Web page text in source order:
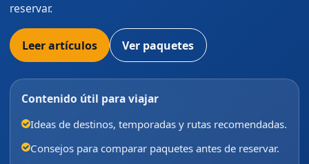
reservar.
Leer artículos Ver paquetes
Contenido útil para viajar
Ideas de destinos, temporadas y rutas recomendadas.
Consejos para comparar paquetes antes de reservar.